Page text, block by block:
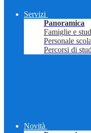
Servizi
Panoramica
Famiglie e
Personale
Percorsi di
Novità